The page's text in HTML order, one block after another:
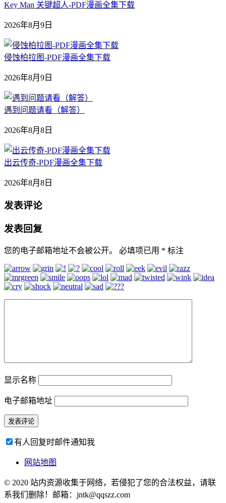
Key Man 关键超人-PDF漫画全集下载
2026年8月9日
侵蚀柏拉图-PDF漫画全集下载
2026年8月9日
遇到问题请看（解答）
2026年8月8日
出云传奇-PDF漫画全集下载
2026年8月8日
发表评论
发表回复
您的电子邮箱地址不会被公开。 必填项已用 * 标注
显示名称
电子邮箱地址
有人回复时邮件通知我
网站地图
© 2020 站内资源收集于网络，若侵犯了您的合法权益，请联
系我们删除！邮箱：jntk@qqszz.com